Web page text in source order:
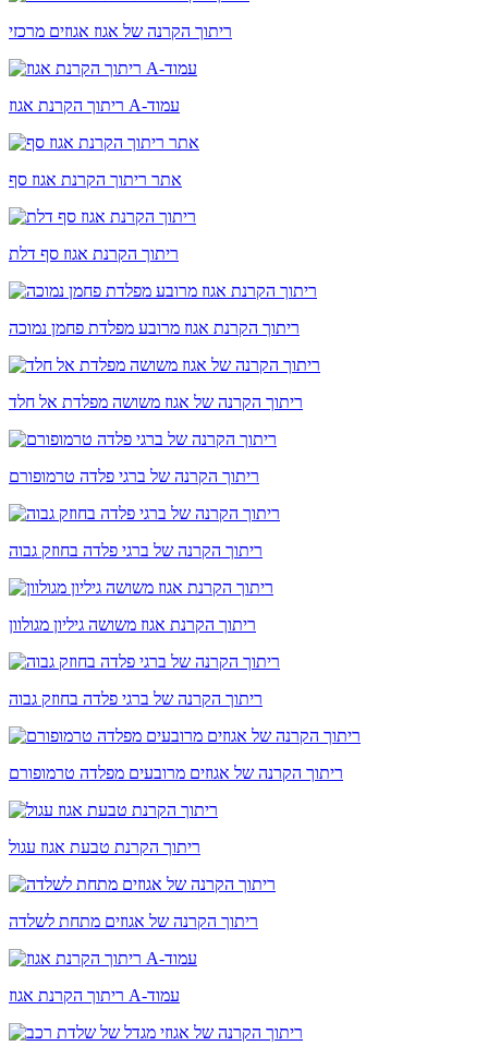
ריתוך הקרנה של אגוז אגוזים מרכזי
ריתוך הקרנת אגוז A-עמוד
אתר ריתוך הקרנת אגוז סף
ריתוך הקרנת אגוז סף דלת
ריתוך הקרנת אגוז מרובע מפלדת פחמן נמוכה
ריתוך הקרנה של אגוז משושה מפלדת אל חלד
ריתוך הקרנה של ברגי פלדה טרמופורם
ריתוך הקרנה של ברגי פלדה בחוזק גבוה
ריתוך הקרנת אגוז משושה גיליון מגולוון
ריתוך הקרנה של ברגי פלדה בחוזק גבוה
ריתוך הקרנה של אגוזים מרובעים מפלדה טרמופורם
ריתוך הקרנת טבעת אגוז עגול
ריתוך הקרנה של אגוזים מתחת לשלדה
ריתוך הקרנת אגוז A-עמוד